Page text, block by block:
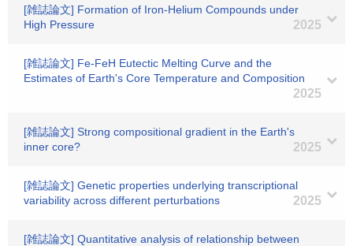
[雑誌論文] Formation of Iron-Helium Compounds under
High Pressure
2025
[雑誌論文] Fe‐FeH Eutectic Melting Curve and the
Estimates of Earth's Core Temperature and Composition
2025
[雑誌論文] Strong compositional gradient in the Earth's
inner core?
2025
[雑誌論文] Genetic properties underlying transcriptional
variability across different perturbations
2025
[雑誌論文] Quantitative analysis of relationship between